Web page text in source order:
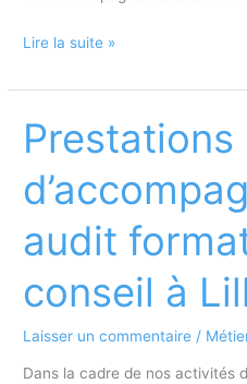
Prestations
accompagnement,
formation
conseil
Bordeaux
Lire la suite »
Prestations
audit
conseil à
Laisser un commentaire /
Dans la cadre de nos activités